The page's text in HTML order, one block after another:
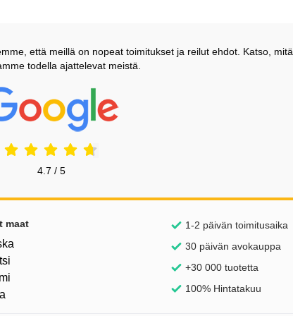
että meillä on nopeat toimitukset ja reilut ehdot. Katso, mitä
todella ajattelevat meistä.
Prisjakt Arvostelu: 4.7 Tähdet
4.7 / 5
maat
1-2 päivän toimitusaika
30 päivän avokauppa
+30 000 tuotetta
100% Hintatakuu